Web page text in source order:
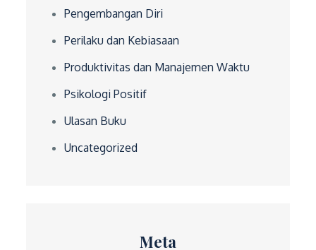
Pengembangan Diri
Perilaku dan Kebiasaan
Produktivitas dan Manajemen Waktu
Psikologi Positif
Ulasan Buku
Uncategorized
Meta